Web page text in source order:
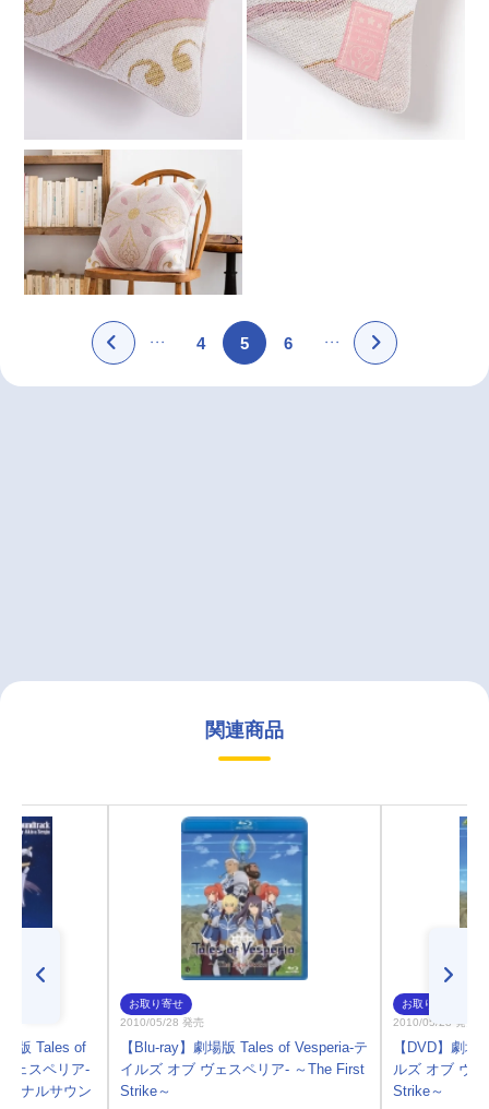
4 5 6
関連商品
版 Tales of
ェスペリア-
ジナルサウン
お取り寄せ
2010/05/28 発売
【Blu-ray】劇場版 Tales of Vesperia-テ
イルズ オブ ヴェスペリア- ～The First
Strike～
お取り寄せ
2010/05/28 発売
【DVD】劇場
ルズ オブ ヴ
Strike～